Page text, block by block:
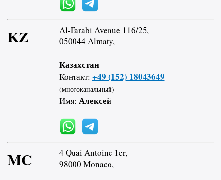
KZ
Al-Farabi Avenue 116/25,
050044 Almaty,
Казахстан
Контакт: +49 (152) 18043649
(многоканальный)
Имя: Алексей
MC
4 Quai Antoine 1er,
98000 Monaco,